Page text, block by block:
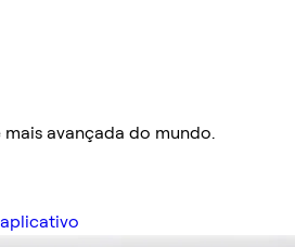
avançada do mundo.